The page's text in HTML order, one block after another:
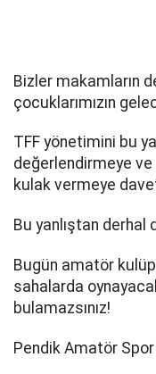
Bizler makamların
çocuklarımızın
TFF yönetimini bu
değerlendirmeye
kulak vermeye
Bu yanlıştan derhal
Bugün amatör
sahalarda
bulamazsınız!
Pendik Amatör